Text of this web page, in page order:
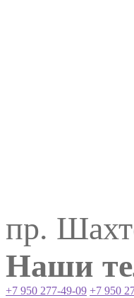
пр.
Наши
+7 950 277-49-09 +7 950